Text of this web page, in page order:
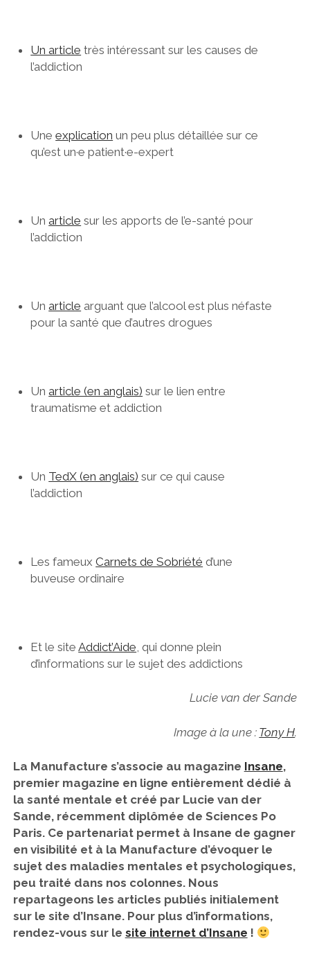
Un article très intéressant sur les causes de
l’addiction
Uneexplication un peu plus détaillée sur ce
qu’est un·e patient·e-expert
Unarticle sur les apports de l’e-santé pour
l’addiction
Unarticle arguant que l’alcool est plus néfaste
pour la santé que d’autres drogues
Unarticle (en anglais) sur le lien entre
traumatisme et addiction
Un TedX (en anglais) sur ce qui cause
l’addiction
Les fameuxCarnets de Sobriété d’une
buveuse ordinaire
Et le siteAddict’Aide , qui donne plein
d’informations sur le sujet des addictions
Lucie van der Sande
Image à la une : Tony H.
La Manufacture s’associe au magazine Insane,
premier magazine en ligne entièrement dédié à
la santé mentale et créé par Lucie van der
Sande, récemment diplômée de Sciences Po
Paris. Ce partenariat permet à Insane de gagner
en visibilité et à la Manufacture d’évoquer le
sujet des maladies mentales et psychologiques,
peu traité dans nos colonnes. Nous
repartageons les articles publiés initialement
sur le site d’Insane. Pour plus d’informations,
rendez-vous sur le site internet d’Insane !